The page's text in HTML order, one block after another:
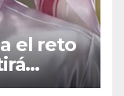
el reto
por